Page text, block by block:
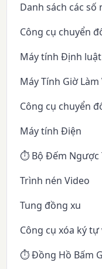
Danh sách các số
Công cụ chuyển
Máy tính Định
Máy Tính Giờ Làm
Công cụ chuyển
Máy tính Điện
⏱️ Bộ Đếm Ngược
Trình nén Video
Tung đồng xu
Công cụ xóa ký
⏱️ Đồng Hồ Bấm